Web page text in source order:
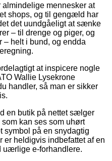
almindelige mennesker at
shops, og til gengæld har
det uundgåeligt at sænke
– til drenge og piger, og
helt i bund, og endda
at inspicere nogle
Wallie Lysekrone
handler, så man er sikker
en butik på nettet sælger
kan ses som uhørt
symbol på en snydagtig
er heldigvis indbefattet af en
uærlige e-forhandlere.